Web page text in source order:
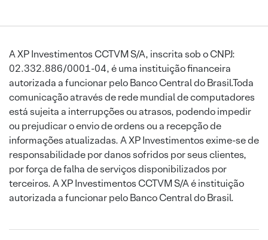
A XP Investimentos CCTVM S/A, inscrita sob o CNPJ:
02.332.886/0001-04, é uma instituição financeira
autorizada a funcionar pelo Banco Central do Brasil.Toda
comunicação através de rede mundial de computadores
está sujeita a interrupções ou atrasos, podendo impedir
ou prejudicar o envio de ordens ou a recepção de
informações atualizadas. A XP Investimentos exime-se de
responsabilidade por danos sofridos por seus clientes,
por força de falha de serviços disponibilizados por
terceiros. A XP Investimentos CCTVM S/A é instituição
autorizada a funcionar pelo Banco Central do Brasil.